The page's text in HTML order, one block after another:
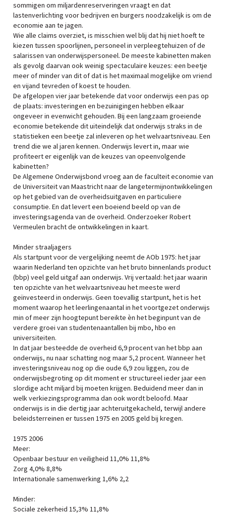
sommigen om miljardenreserveringen vraagt en dat
lastenverlichting voor bedrijven en burgers noodzakelijk is om de
economie aan te jagen.
Wie alle claims overziet, is misschien wel blij dat hij niet hoeft te
kiezen tussen spoorlijnen, personeel in verpleegtehuizen of de
salarissen van onderwijspersoneel. De meeste kabinetten maken
als gevolg daarvan ook weinig spectaculaire keuzes: een beetje
meer of minder van dit of dat is het maximaal mogelijke om vriend
en vijand tevreden of koest te houden.
De afgelopen vier jaar betekende dat voor onderwijs een pas op
de plaats: investeringen en bezuinigingen hebben elkaar
ongeveer in evenwicht gehouden. Bij een langzaam groeiende
economie betekende dit uiteindelijk dat onderwijs straks in de
statistieken een beetje zal inleveren op het welvaartsniveau. Een
trend die we al jaren kennen. Onderwijs levert in, maar wie
profiteert er eigenlijk van de keuzes van opeenvolgende
kabinetten?
De Algemene Onderwijsbond vroeg aan de faculteit economie van
de Universiteit van Maastricht naar de langetermijnontwikkelingen
op het gebied van de overheidsuitgaven en particuliere
consumptie. En dat levert een boeiend beeld op van de
investeringsagenda van de overheid. Onderzoeker Robert
Vermeulen bracht de ontwikkelingen in kaart.
Minder straaljagers
Als startpunt voor de vergelijking neemt de AOb 1975: het jaar
waarin Nederland ten opzichte van het bruto binnenlands product
(bbp) veel geld uitgaf aan onderwijs. Vrij vertaald: het jaar waarin
ten opzichte van het welvaartsniveau het meeste werd
geïnvesteerd in onderwijs. Geen toevallig startpunt, het is het
moment waarop het leerlingenaantal in het voortgezet onderwijs
min of meer zijn hoogtepunt bereikte èn het beginpunt van de
verdere groei van studentenaantallen bij mbo, hbo en
universiteiten.
In dat jaar besteedde de overheid 6,9 procent van het bbp aan
onderwijs, nu naar schatting nog maar 5,2 procent. Wanneer het
investeringsniveau nog op die oude 6,9 zou liggen, zou de
onderwijsbegroting op dit moment er structureel ieder jaar een
slordige acht miljard bij moeten krijgen. Beduidend meer dan in
welk verkiezingsprogramma dan ook wordt beloofd. Maar
onderwijs is in die dertig jaar achteruitgekacheld, terwijl andere
beleidsterreinen er tussen 1975 en 2005 geld bij kregen.
1975 2006
Meer:
Openbaar bestuur en veiligheid 11,0% 11,8%
Zorg 4,0% 8,8%
Internationale samenwerking 1,6% 2,2
Minder:
Sociale zekerheid 15,3% 11,8%